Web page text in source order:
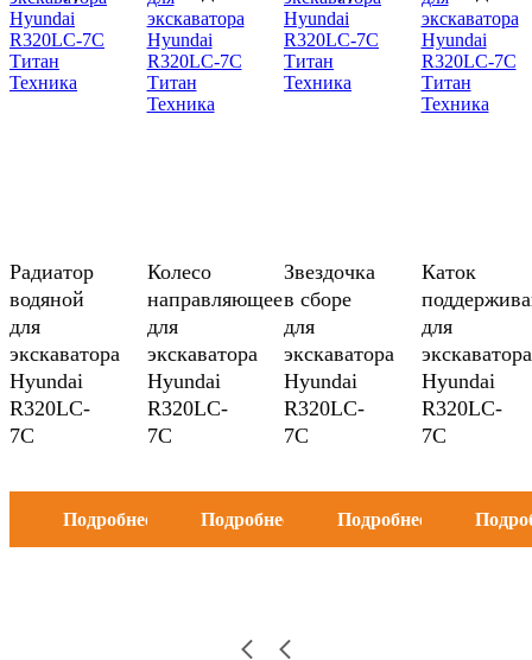
Радиатор
водяной
для
экскаватора
Hyundai
R320LC-
7C
Подробнее
Колесо
направляющее
для
экскаватора
Hyundai
R320LC-
7C
Подробнее
Звездочка
в сборе
для
экскаватора
Hyundai
R320LC-
7C
Подробнее
Каток
для
экскаватора
Hyundai
R320LC-
7C